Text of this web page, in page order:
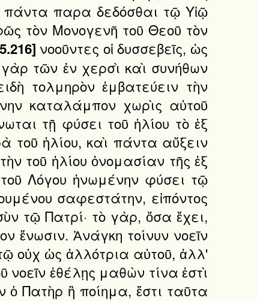
πάντα παρα δεδόσθαι τῷ Υἱῷ
τὸν Μονογενῆ τοῦ Θεοῦ τὸν
νοοῦντες οἱ δυσσεβεῖς, ὡς
τῶν ἐν χερσὶ καὶ συνήθων
τολμηρὸν ἐμβατεύειν τὴν
καταλάμπον χωρὶς αὐτοῦ
τῇ φύσει τοῦ ἡλίου τὸ ἐξ
ἡλίου, καὶ πάντα αὔξειν
τοῦ ἡλίου ὀνομασίαν τῆς ἐξ
Λόγου ἡνωμένην φύσει τῷ
σαφεστάτην, εἰπόντος
τῷ Πατρί· τὸ γὰρ, ὅσα ἔχει,
ἕνωσιν. Ἀνάγκη τοίνυν νοεῖν
οὐχ ὡς ἀλλότρια αὐτοῦ, ἀλλ'
ἐθέλῃς μαθὼν τίνα ἐστὶ
ὁ Πατὴρ ἢ ποίημα, ἔστι ταῦτα